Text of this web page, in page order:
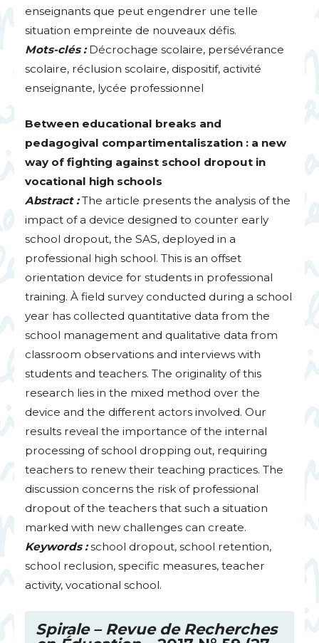
enseignants que peut engendrer une telle
situation empreinte de nouveaux défis.
Mots-clés :Décrochage scolaire, persévérance
scolaire, réclusion scolaire, dispositif, activité
enseignante, lycée professionnel
Between educational breaks and
pedagogival compartimentaliszation : a new
way of fighting against school dropout in
vocational high schools
Abstract :The article presents the analysis of the
impact of a device designed to counter early
school dropout, the SAS, deployed in a
professional high school. This is an offset
orientation device for students in professional
training. À field survey conducted during a school
year has collected quantitative data from the
school management and qualitative data from
classroom observations and interviews with
students and teachers. The originality of this
research lies in the mixed method over the
device and the different actors involved. Our
results reveal the importance of the internal
processing of school dropping out, requiring
teachers to renew their teaching practices. The
discussion concerns the risk of professional
dropout of the teachers that such a situation
marked with new challenges can create.
Keywords :school dropout, school retention,
school reclusion, specific measures, teacher
activity, vocational school.
Spirale – Revue de Recherches